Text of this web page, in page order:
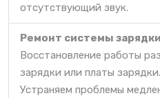
отсутствующий звук.
Ремонт системы зарядки
Восстановление работы
зарядки или платы зарядки.
Устраняем проблемы